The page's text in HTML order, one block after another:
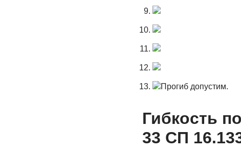
Прогиб допустим.
Гибкость
33 СП